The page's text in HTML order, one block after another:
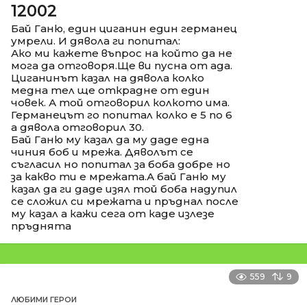
12002
Бай Ганю, един циганин един германец
умрели. И дявола ги попитал:
Ако ми кажете въпрос на който да не
мога да отговоря.Ще ви пусна от ада.
Циганинът казал на дявола колко
медна тел ще открадне от един
човек. А той отговорил колкото има.
Германецът го попитал колко е 5 по 6
а дявола отговорил 30.
Бай Ганю му казал да му даде една
чиния боб и мрежа. Дяволът се
съгласил но попитал за боба добре но
за какво ти е мрежата.А бай Ганю му
казал да ги даде изял той боба надупил
се сложил си мрежата и пръднал после
му казал а кажи сега от каде излезе
пръднята
559 9
ЛЮБИМИ ГЕРОИ